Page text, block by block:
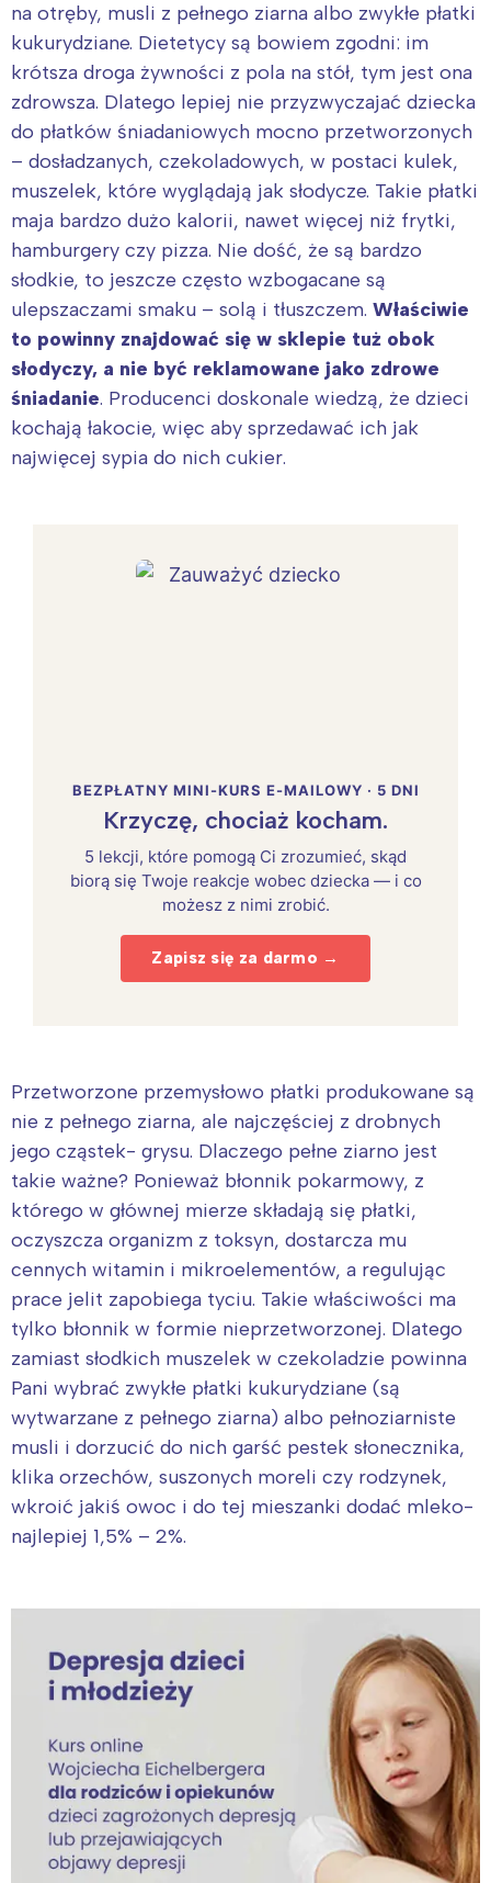
na otręby, musli z pełnego ziarna albo zwykłe płatki
kukurydziane. Dietetycy są bowiem zgodni: im
krótsza droga żywności z pola na stół, tym jest ona
zdrowsza. Dlatego lepiej nie przyzwyczajać dziecka
do płatków śniadaniowych mocno przetworzonych
– dosładzanych, czekoladowych, w postaci kulek,
muszelek, które wyglądają jak słodycze. Takie płatki
maja bardzo dużo kalorii, nawet więcej niż frytki,
hamburgery czy pizza. Nie dość, że są bardzo
słodkie, to jeszcze często wzbogacane są
ulepszaczami smaku – solą i tłuszczem. Właściwie
to powinny znajdować się w sklepie tuż obok
słodyczy, a nie być reklamowane jako zdrowe
śniadanie. Producenci doskonale wiedzą, że dzieci
kochają łakocie, więc aby sprzedawać ich jak
najwięcej sypia do nich cukier.
BEZPŁATNY MINI-KURS E-MAILOWY · 5 DNI
Krzyczę, chociaż kocham.
5 lekcji, które pomogą Ci zrozumieć, skąd
biorą się Twoje reakcje wobec dziecka — i co
możesz z nimi zrobić.
Zapisz się za darmo →
Przetworzone przemysłowo płatki produkowane są
nie z pełnego ziarna, ale najczęściej z drobnych
jego cząstek- grysu. Dlaczego pełne ziarno jest
takie ważne? Ponieważ błonnik pokarmowy, z
którego w głównej mierze składają się płatki,
oczyszcza organizm z toksyn, dostarcza mu
cennych witamin i mikroelementów, a regulując
prace jelit zapobiega tyciu. Takie właściwości ma
tylko błonnik w formie nieprzetworzonej. Dlatego
zamiast słodkich muszelek w czekoladzie powinna
Pani wybrać zwykłe płatki kukurydziane (są
wytwarzane z pełnego ziarna) albo pełnoziarniste
musli i dorzucić do nich garść pestek słonecznika,
klika orzechów, suszonych moreli czy rodzynek,
wkroić jakiś owoc i do tej mieszanki dodać mleko-
najlepiej 1,5% – 2%.